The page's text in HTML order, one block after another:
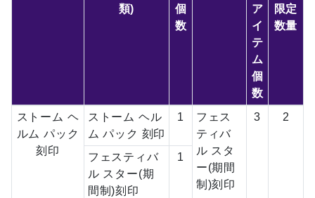
類)
個
数
ア
イ
テ
ム
個
数
限定
数量
ストーム ヘ
ルム パック
刻印
ストーム ヘル
ム パック 刻印
1
フェス
ティバ
ル スタ
ー(期間
制)刻印
3 2
フェスティバ
ル スター(期
間制)刻印
1